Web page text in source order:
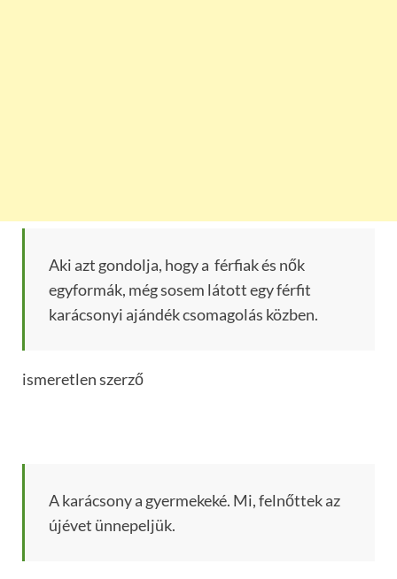
Aki azt gondolja, hogy a férfiak és nők
egyformák, még sosem látott egy férfit
karácsonyi ajándék csomagolás közben.
ismeretlen szerző
A karácsony a gyermekeké. Mi, felnőttek az
újévet ünnepeljük.